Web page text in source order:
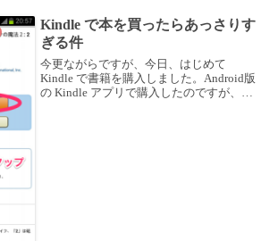
ちが出てくることで、...
Kindle で本を買ったらあっさりす
ぎる件
今更ながらですが、今日、はじめて
Kindle で書籍を購入しました。Android版
の Kindle アプリで購入したのですが、本